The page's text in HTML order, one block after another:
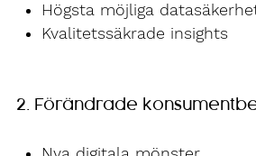
Högsta möjliga
Kvalitetssäkrade insights
2. Förändrade